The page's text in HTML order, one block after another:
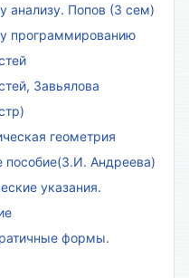
анализу. Попов (3 сем)
программированию
Завьялова
геометрия
пособие(З.И. Андреева)
указания.
формы.